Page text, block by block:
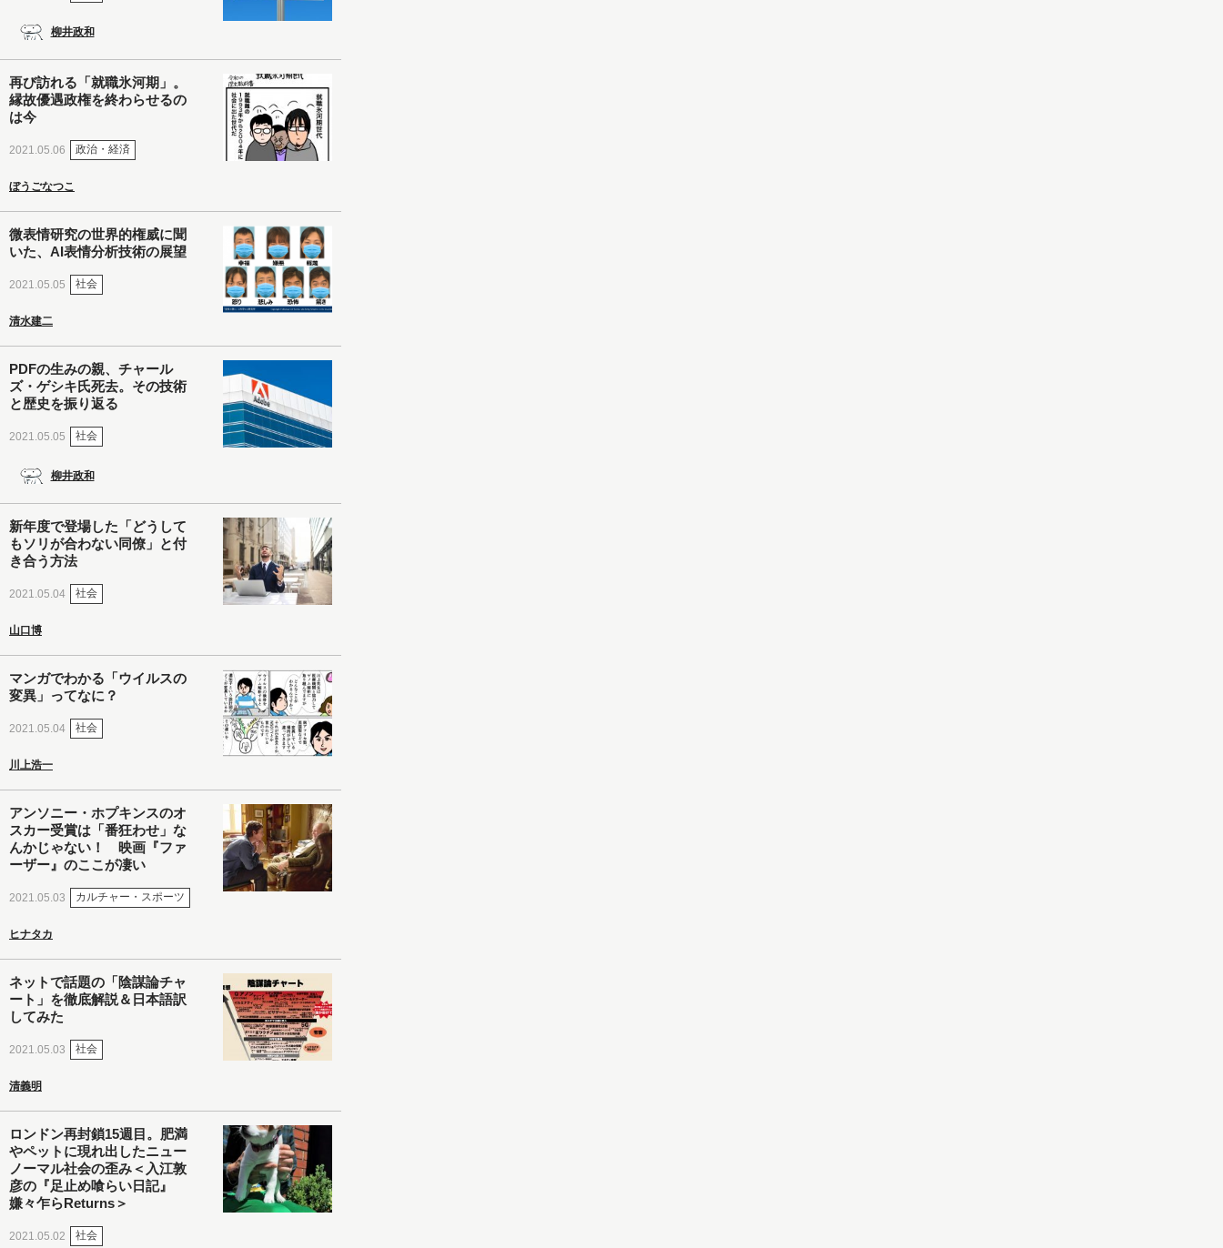
柳井政和
再び訪れる「就職氷河期」。
縁故優遇政権を終わらせるの
は今
2021.05.06 政治・経済
ぼうごなつこ
微表情研究の世界的権威に聞
いた、AI表情分析技術の展望
2021.05.05 社会
清水建二
PDFの生みの親、チャール
ズ・ゲシキ氏死去。その技術
と歴史を振り返る
2021.05.05 社会
柳井政和
新年度で登場した「どうして
もソリが合わない同僚」と付
き合う方法
2021.05.04 社会
山口博
マンガでわかる「ウイルスの
変異」ってなに？
2021.05.04 社会
川上浩一
アンソニー・ホプキンスのオ
スカー受賞は「番狂わせ」な
んかじゃない！ 映画『ファ
ーザー』のここが凄い
2021.05.03 カルチャー・スポーツ
ヒナタカ
ネットで話題の「陰謀論チャ
ート」を徹底解説＆日本語訳
してみた
2021.05.03 社会
清義明
ロンドン再封鎖15週目。肥満
やペットに現れ出したニュー
ノーマル社会の歪み＜入江敦
彦の『足止め喰らい日記』
嫌々乍らReturns＞
2021.05.02 社会